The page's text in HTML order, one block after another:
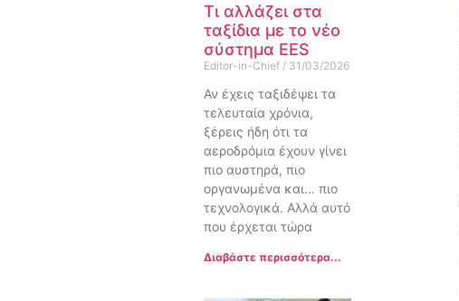
Τι αλλάζει στα
ταξίδια με το νέο
σύστημα EES
Editor-in-Chief 31/03/2026
Αν έχεις ταξιδέψει τα
τελευταία χρόνια,
ξέρεις ήδη ότι τα
αεροδρόμια έχουν γίνει
πιο αυστηρά, πιο
οργανωμένα και… πιο
τεχνολογικά. Αλλά αυτό
που έρχεται τώρα
Διαβάστε περισσότερα...